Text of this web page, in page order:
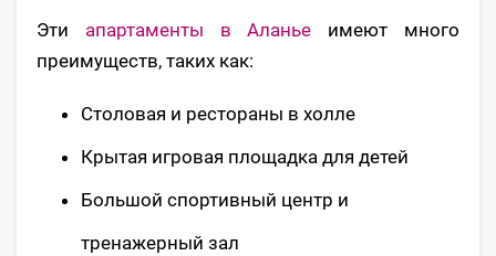
Эти апартаменты в Аланье имеют много
преимуществ, таких как:
Столовая и рестораны в холле
Крытая игровая площадка для детей
Большой спортивный центр и
тренажерный зал